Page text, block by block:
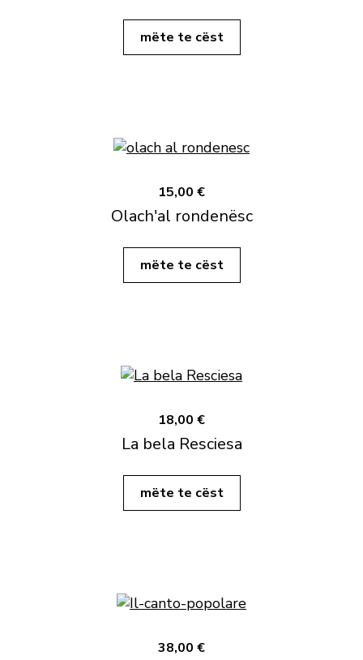
mëte te cëst
15,00 €
Olach'al rondenësc
mëte te cëst
18,00 €
La bela Resciesa
mëte te cëst
38,00 €